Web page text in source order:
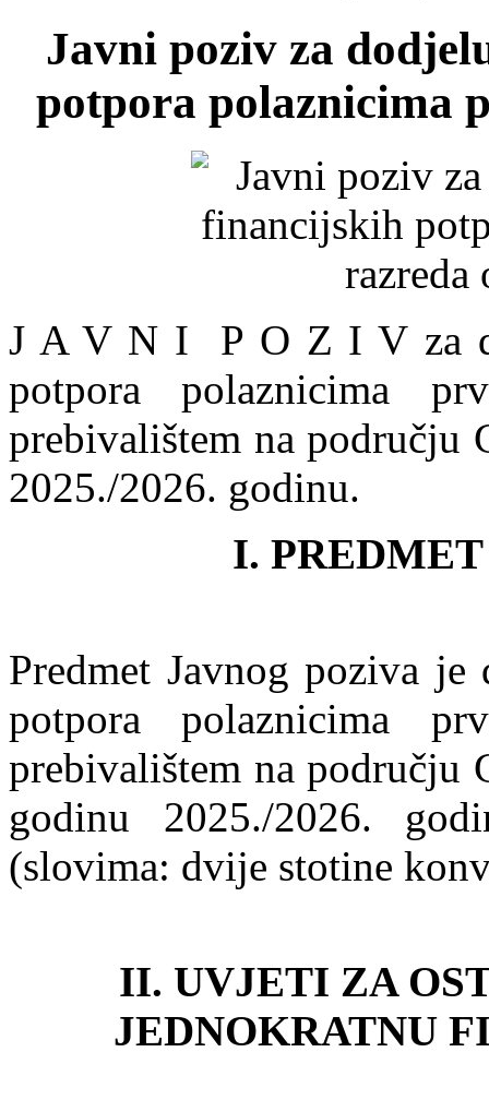
Javni poziv za
potpora polaznicima
J A V N I P O Z I V za
potpora polaznicima
prebivalištem na području
2025./2026. godinu.
I.
Predmet Javnog poziva
potpora polaznicima
prebivalištem na području
godinu 2025./2026.
(slovima: dvije stotine
II. UVJETI ZA
JEDNOKRATNU